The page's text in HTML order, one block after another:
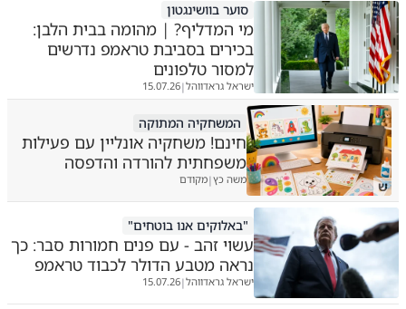
סוער בוושינגטון
מי המדליף? | מהומה בבית הלבן:
בכירים בסביבת טראמפ נדרשים
למסור טלפונים
ישראל גראדווהל|
15.07.26
ש
המשחקיה המתוקה
חינם! משחקיה אונליין עם פעילות
משפחתית להורדה והדפסה
משה כץ|מקודם
"באלוקים אנו בוטחים"
עשוי זהב - עם פנים חמורות סבר: כך
נראה מטבע הדולר לכבוד טראמפ
ישראל גראדווהל|
15.07.26